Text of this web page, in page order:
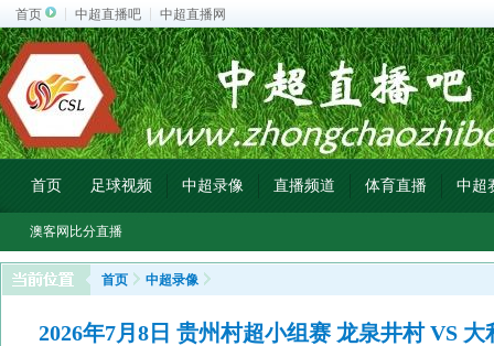
首页 中超直播吧 中超直播网
首页 足球视频 中超录像 直播频道 体育直播 中超
澳客网比分直播
首页 中超录像
2026年7月8日 贵州村超小组赛 龙泉井村 VS